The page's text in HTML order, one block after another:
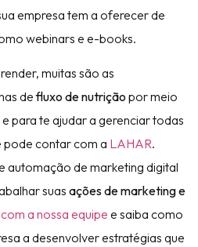
empresa tem a oferecer de
webinars e e-books.
muitas são as
defluxo de nutrição por meio
para te ajudar a gerenciar todas
pode contar com a LAHAR.
automação de marketing digital
suas ações de marketing e
a nossa equipe e saiba como
a desenvolver estratégias que